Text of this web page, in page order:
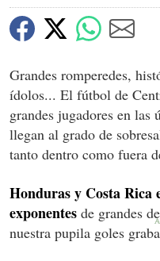
Grandes romperedes,
ídolos... El fútbol de
grandes jugadores en las
llegan al grado de
tanto dentro como fuera
Honduras y Costa Rica
exponentes de grandes
nuestra pupila goles